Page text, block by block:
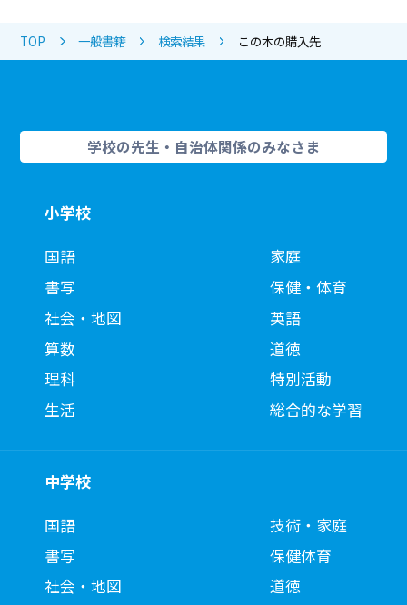
TOP 一般書籍 検索結果 この本の購入先
学校の先生・自治体関係のみなさま
小学校
国語
書写
社会・地図
算数
理科
生活
家庭
保健・体育
英語
道徳
特別活動
総合的な学習
中学校
国語
書写
社会・地図
技術・家庭
保健体育
道徳